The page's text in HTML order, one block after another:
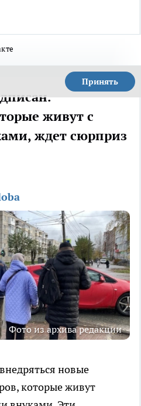
Принять
живут с
ждет сюрприз
Фото из архива редакции
новые
которые живут